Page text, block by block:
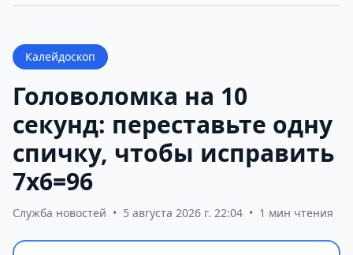
Калейдоскоп
Головоломка на 10
секунд: переставьте одну
спичку, чтобы исправить
7х6=96
Служба новостей • 5 августа 2026 г. 22:04 • 1 мин чтения